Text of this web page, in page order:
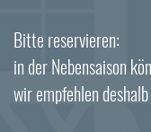
Bitte reservieren:
in der Nebensaison
wir empfehlen